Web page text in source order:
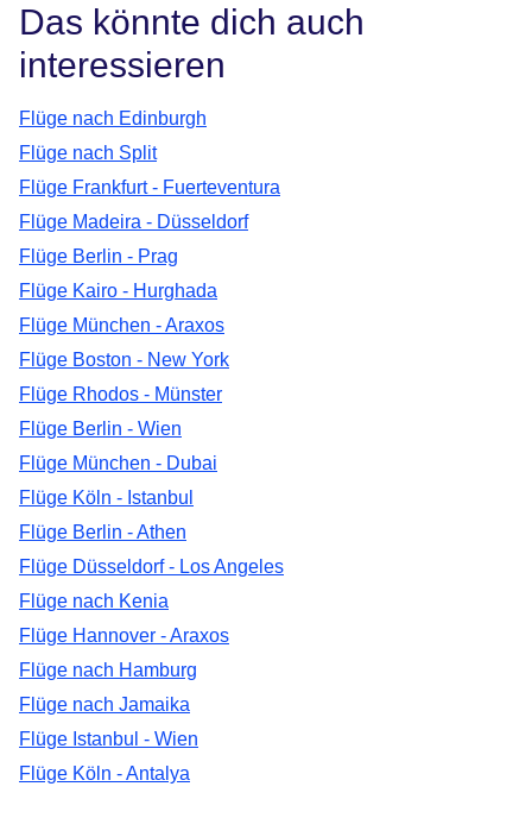
Das könnte dich auch
interessieren
Flüge nach Edinburgh
Flüge nach Split
Flüge Frankfurt - Fuerteventura
Flüge Madeira - Düsseldorf
Flüge Berlin - Prag
Flüge Kairo - Hurghada
Flüge München - Araxos
Flüge Boston - New York
Flüge Rhodos - Münster
Flüge Berlin - Wien
Flüge München - Dubai
Flüge Köln - Istanbul
Flüge Berlin - Athen
Flüge Düsseldorf - Los Angeles
Flüge nach Kenia
Flüge Hannover - Araxos
Flüge nach Hamburg
Flüge nach Jamaika
Flüge Istanbul - Wien
Flüge Köln - Antalya